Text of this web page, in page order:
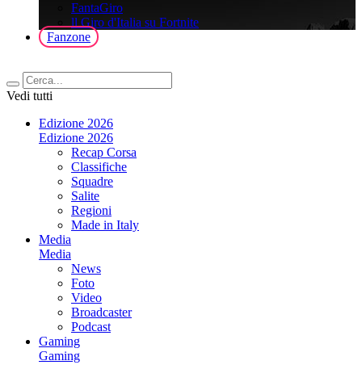
FantaGiro
ll Giro d'Italia su Fortnite
Fanzone
Vedi tutti
Edizione 2026
Edizione 2026
Recap Corsa
Classifiche
Squadre
Salite
Regioni
Made in Italy
Media
Media
News
Foto
Video
Broadcaster
Podcast
Gaming
Gaming